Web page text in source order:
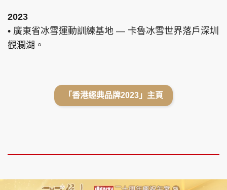
2023
• 廣東省冰雪運動訓練基地 — 卡魯冰雪世界落戶深圳
觀瀾湖。
「香港經典品牌2023」主頁